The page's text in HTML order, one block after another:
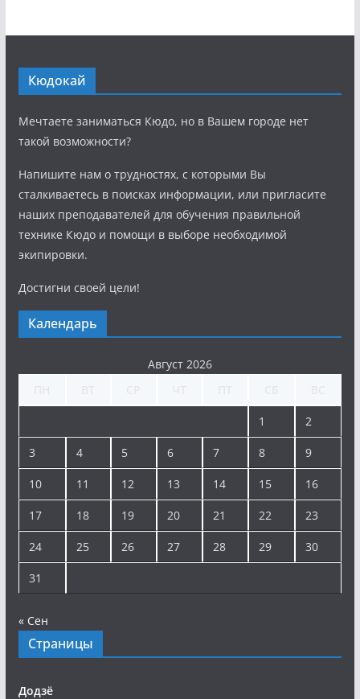
Кюдокай
Мечтаете заниматься Кюдо, но в Вашем городе нет
такой возможности?
Напишите нам о трудностях, с которыми Вы
сталкиваетесь в поисках информации, или пригласите
наших преподавателей для обучения правильной
технике Кюдо и помощи в выборе необходимой
экипировки.
Достигни своей цели!
Календарь
Август 2026
1 2
3 4 5 6 7 8 9
10 11 12 13 14 15 16
17 18 19 20 21 22 23
24 25 26 27 28 29 30
31
« Сен
Страницы
Додзё